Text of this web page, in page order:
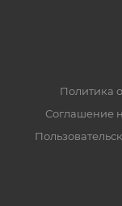
Политика
Соглашение